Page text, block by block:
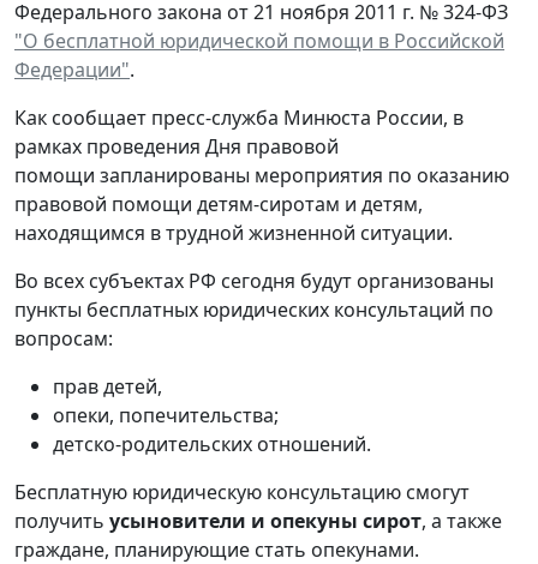
Федерального закона от 21 ноября 2011 г. № 324-ФЗ
"О бесплатной юридической помощи в Российской
Федерации".
Как сообщает пресс-служба Минюста России, в
рамках проведения Дня правовой
помощи запланированы мероприятия по оказанию
правовой помощи детям-сиротам и детям,
находящимся в трудной жизненной ситуации.
Во всех субъектах РФ сегодня будут организованы
пункты бесплатных юридических консультаций по
вопросам:
прав детей,
опеки, попечительства;
детско-родительских отношений.
Бесплатную юридическую консультацию смогут
получить усыновители и опекуны сирот, а также
граждане, планирующие стать опекунами.